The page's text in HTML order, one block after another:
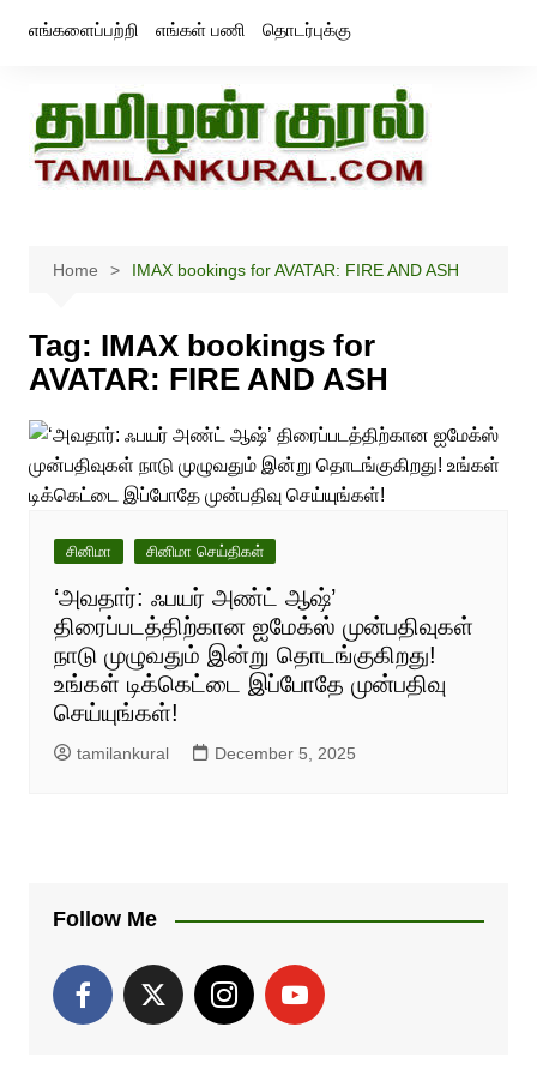
எங்களைப்பற்றி எங்கள் பணி தொடர்புக்கு
Home IMAX bookings for AVATAR: FIRE AND ASH
Tag: IMAX bookings for
AVATAR: FIRE AND ASH
சினிமா சினிமா செய்திகள்
‘அவதார்: ஃபயர் அண்ட் ஆஷ்’
திரைப்படத்திற்கான ஐமேக்ஸ் முன்பதிவுகள்
நாடு முழுவதும் இன்று தொடங்குகிறது!
உங்கள் டிக்கெட்டை இப்போதே முன்பதிவு
செய்யுங்கள்!
tamilankural December 5, 2025
Follow Me